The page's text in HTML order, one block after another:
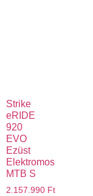
Strike
eRIDE
920
EVO
Ezüst
Elektromos
MTB S
2.157.990 Ft